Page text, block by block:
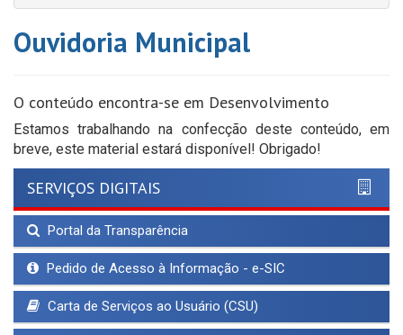
Ouvidoria Municipal
O conteúdo encontra-se em Desenvolvimento
Estamos trabalhando na confecção deste conteúdo, em
breve, este material estará disponível! Obrigado!
SERVIÇOS DIGITAIS
Portal da Transparência
Pedido de Acesso à Informação - e-SIC
Carta de Serviços ao Usuário (CSU)